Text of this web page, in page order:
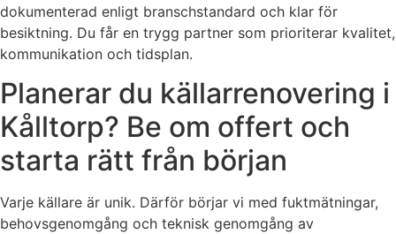
dokumenterad enligt branschstandard och klar för
besiktning. Du får en trygg partner som prioriterar kvalitet,
kommunikation och tidsplan.
Planerar du källarrenovering i
Kålltorp? Be om offert och
starta rätt från början
Varje källare är unik. Därför börjar vi med fuktmätningar,
behovsgenomgång och teknisk genomgång av